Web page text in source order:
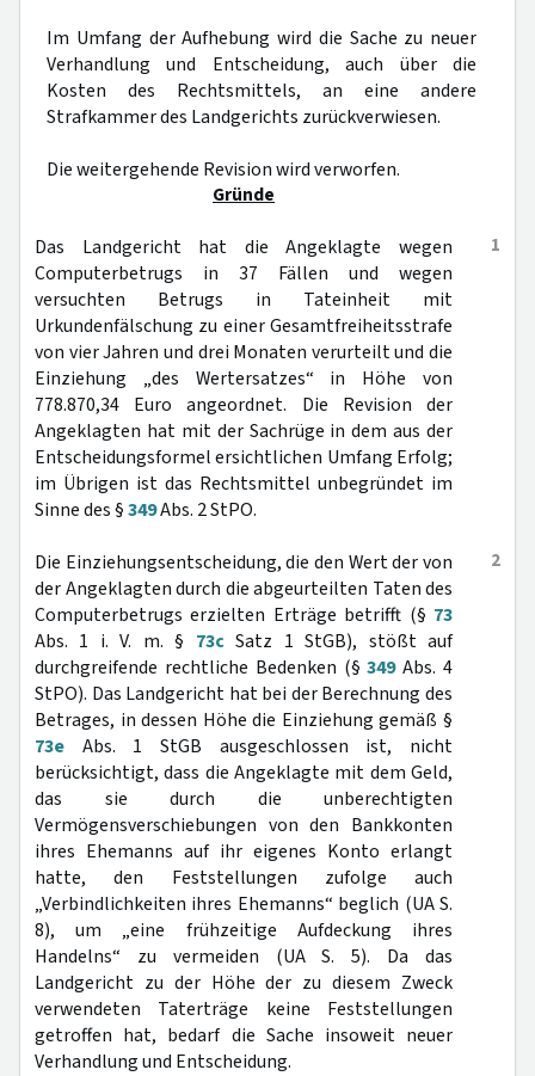
Im Umfang der Aufhebung wird die Sache zu neuer
Verhandlung und Entscheidung, auch über die
Kosten des Rechtsmittels, an eine andere
Strafkammer des Landgerichts zurückverwiesen.
Die weitergehende Revision wird verworfen.
Gründe
1
Das Landgericht hat die Angeklagte wegen
Computerbetrugs in 37 Fällen und wegen
versuchten Betrugs in Tateinheit mit
Urkundenfälschung zu einer Gesamtfreiheitsstrafe
von vier Jahren und drei Monaten verurteilt und die
Einziehung „des Wertersatzes“ in Höhe von
778.870,34 Euro angeordnet. Die Revision der
Angeklagten hat mit der Sachrüge in dem aus der
Entscheidungsformel ersichtlichen Umfang Erfolg;
im Übrigen ist das Rechtsmittel unbegründet im
Sinne des §349Abs. 2 StPO.
2
Die Einziehungsentscheidung, die den Wert der von
der Angeklagten durch die abgeurteilten Taten des
Computerbetrugs erzielten Erträge betrifft (§ 73
Abs. 1 i. V. m. § 73cSatz 1 StGB), stößt auf
durchgreifende rechtliche Bedenken (§349Abs. 4
StPO). Das Landgericht hat bei der Berechnung des
Betrages, in dessen Höhe die Einziehung gemäß §
73e Abs. 1 StGB ausgeschlossen ist, nicht
berücksichtigt, dass die Angeklagte mit dem Geld,
das sie durch die unberechtigten
Vermögensverschiebungen von den Bankkonten
ihres Ehemanns auf ihr eigenes Konto erlangt
hatte, den Feststellungen zufolge auch
„Verbindlichkeiten ihres Ehemanns“ beglich (UA S.
8), um „eine frühzeitige Aufdeckung ihres
Handelns“ zu vermeiden (UA S. 5). Da das
Landgericht zu der Höhe der zu diesem Zweck
verwendeten Taterträge keine Feststellungen
getroffen hat, bedarf die Sache insoweit neuer
Verhandlung und Entscheidung.